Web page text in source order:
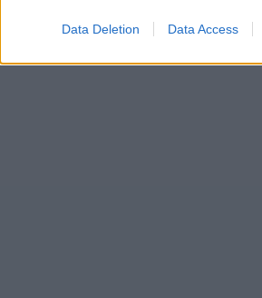
Data Deletion Data Access